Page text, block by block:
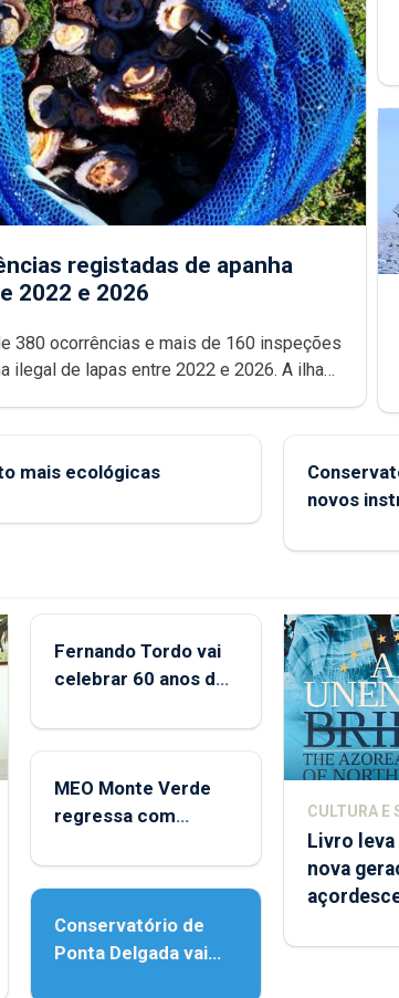
registadas de apanha
2022 e 2026
e mais de 160 inspeções
de lapas entre 2022 e 2026. A ilha
mais ecológicas
novos
Fernando Tordo vai
celebrar 60 anos de
Micaelense
MEO Monte Verde
regressa com
acessibilidade
Conservatório de
Ponta Delgada vai
CULTURA E
Livro
nova